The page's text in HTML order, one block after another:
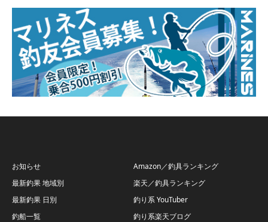
お知らせ
最新釣果 地域別
最新釣果 日別
釣船一覧
Amazon／釣具ランキング
楽天／釣具ランキング
釣り系 YouTuber
釣り系楽天ブログ